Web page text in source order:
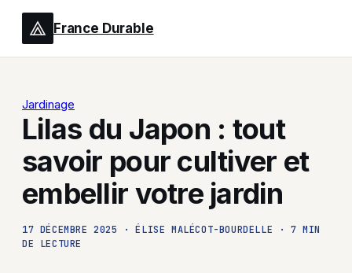
France Durable
Jardinage
Lilas du Japon : tout
savoir pour cultiver et
embellir votre jardin
17 DÉCEMBRE 2025 · ÉLISE MALÉCOT-BOURDELLE ·
7 MIN
DE LECTURE